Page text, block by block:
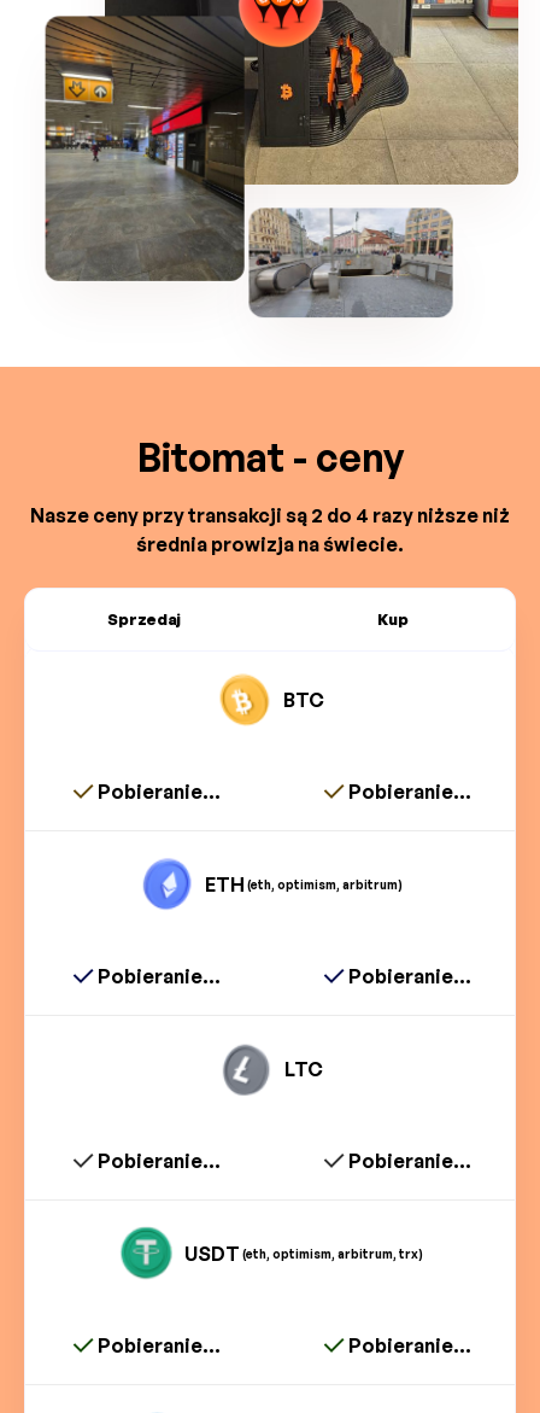
Bitomat - ceny
Nasze ceny przy transakcji są 2 do 4 razy niższe niż
średnia prowizja na świecie.
Sprzedaj Kup
BTC
Pobieranie... Pobieranie...
ETH (eth, optimism, arbitrum)
Pobieranie... Pobieranie...
LTC
Pobieranie... Pobieranie...
USDT (eth, optimism, arbitrum, trx)
Pobieranie... Pobieranie...